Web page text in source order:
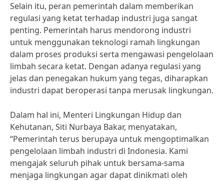
Selain itu, peran pemerintah dalam memberikan
regulasi yang ketat terhadap industri juga sangat
penting. Pemerintah harus mendorong industri
untuk menggunakan teknologi ramah lingkungan
dalam proses produksi serta mengawasi pengelolaan
limbah secara ketat. Dengan adanya regulasi yang
jelas dan penegakan hukum yang tegas, diharapkan
industri dapat beroperasi tanpa merusak lingkungan.
Dalam hal ini, Menteri Lingkungan Hidup dan
Kehutanan, Siti Nurbaya Bakar, menyatakan,
“Pemerintah terus berupaya untuk mengoptimalkan
pengelolaan limbah industri di Indonesia. Kami
mengajak seluruh pihak untuk bersama-sama
menjaga lingkungan agar dapat dinikmati oleh